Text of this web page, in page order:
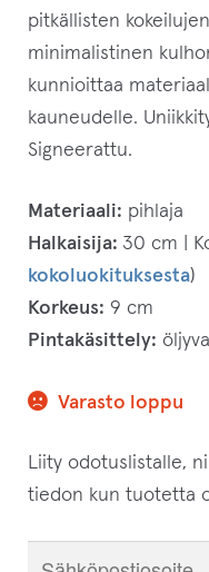
pitkällisten
minimalistinen
kunnioittaa
kauneudelle.
Signeerattu.
Materiaali: pihlaja
Halkaisija: 30 cm |
kokoluokituksesta)
Korkeus: 9 cm
Pintakäsittely:
Varasto loppu
Liity odotuslistalle,
tiedon kun tuotetta